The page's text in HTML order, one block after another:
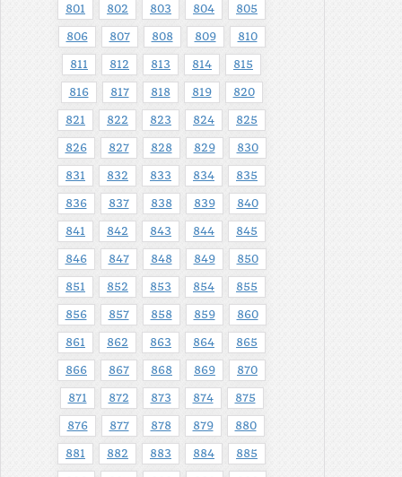
801 802 803 804 805
806 807 808 809 810
811 812 813 814 815
816 817 818 819 820
821 822 823 824 825
826 827 828 829 830
831 832 833 834 835
836 837 838 839 840
841 842 843 844 845
846 847 848 849 850
851 852 853 854 855
856 857 858 859 860
861 862 863 864 865
866 867 868 869 870
871 872 873 874 875
876 877 878 879 880
881 882 883 884 885